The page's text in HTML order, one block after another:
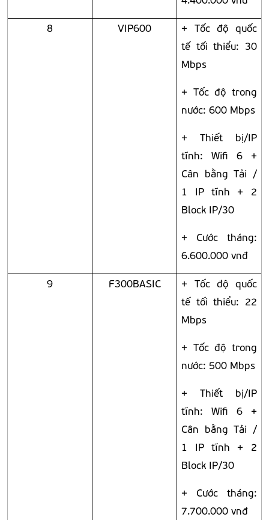
8 VIP600
+ Tốc độ quốc
tế tối thiểu: 30
Mbps
+ Tốc độ trong
nước: 600 Mbps
+ Thiết bị/IP
tĩnh: Wifi 6 +
Cân bằng Tải /
1 IP tĩnh + 2
Block IP/30
+ Cước tháng:
6.600.000 vnđ
9 F300BASIC
+ Tốc độ quốc
tế tối thiểu: 22
Mbps
+ Tốc độ trong
nước: 500 Mbps
+ Thiết bị/IP
tĩnh: Wifi 6 +
Cân bằng Tải /
1 IP tĩnh + 2
Block IP/30
+ Cước tháng:
7.700.000 vnđ